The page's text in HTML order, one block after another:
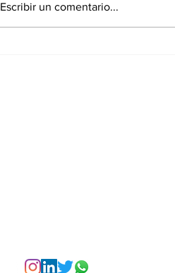
Escribir un comentario...